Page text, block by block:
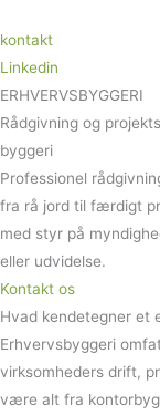
kontakt
Linkedin
ERHVERVSBYGGERI
Rådgivning og
byggeri​
Professionel
fra rå jord til færdigt
med styr på
eller udvidelse.
Kontakt os
Hvad kendetegner et
Erhvervsbyggeri
virksomheders drift,
være alt fra